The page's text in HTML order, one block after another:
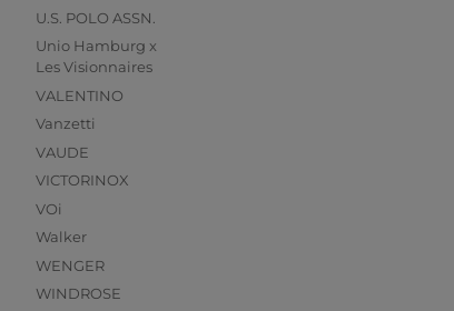
U.S. POLO ASSN.
Unio Hamburg x
Les Visionnaires
VALENTINO
Vanzetti
VAUDE
VICTORINOX
VOi
Walker
WENGER
WINDROSE